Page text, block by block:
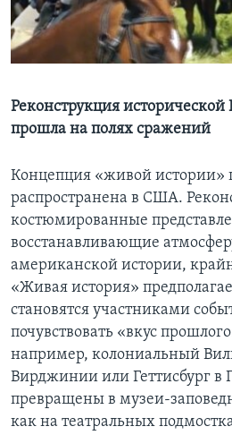
Learning English
Реконструкция исторической
прошла на полях сражений
Концепция «живой истории»
распространена в США.
костюмированные
восстанавливающие
американской истории,
«Живая история»
становятся участниками
почувствовать «вкус
например, колониальный
Вирджинии или Геттисбург в
превращены в музеи-
как на театральных